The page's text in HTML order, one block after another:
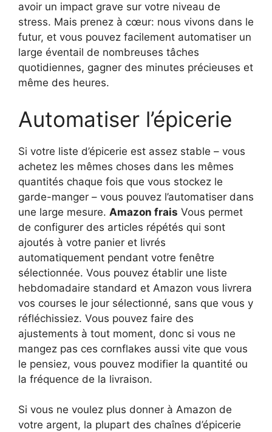
avoir un impact grave sur votre niveau de
stress. Mais prenez à cœur: nous vivons dans le
futur, et vous pouvez facilement automatiser un
large éventail de nombreuses tâches
quotidiennes, gagner des minutes précieuses et
même des heures.
Automatiser l’épicerie
Si votre liste d’épicerie est assez stable – vous
achetez les mêmes choses dans les mêmes
quantités chaque fois que vous stockez le
garde-manger – vous pouvez l’automatiser dans
une large mesure. Amazon frais Vous permet
de configurer des articles répétés qui sont
ajoutés à votre panier et livrés
automatiquement pendant votre fenêtre
sélectionnée. Vous pouvez établir une liste
hebdomadaire standard et Amazon vous livrera
vos courses le jour sélectionné, sans que vous y
réfléchissiez. Vous pouvez faire des
ajustements à tout moment, donc si vous ne
mangez pas ces cornflakes aussi vite que vous
le pensiez, vous pouvez modifier la quantité ou
la fréquence de la livraison.
Si vous ne voulez plus donner à Amazon de
votre argent, la plupart des chaînes d’épicerie